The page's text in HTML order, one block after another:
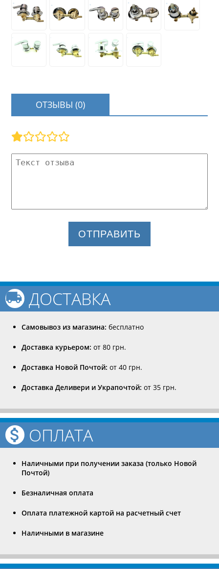
ОТЗЫВЫ (0)
ОТПРАВИТЬ
ДОСТАВКА
Самовывоз из магазина: бесплатно
Доставка курьером: от 80 грн.
Доставка Новой Почтой: от 40 грн.
Доставка Деливери и Украпочтой: от 35 грн.
ОПЛАТА
Наличными при получении заказа (только Новой
Почтой)
Безналичная оплата
Оплата платежной картой на расчетный счет
Наличными в магазине